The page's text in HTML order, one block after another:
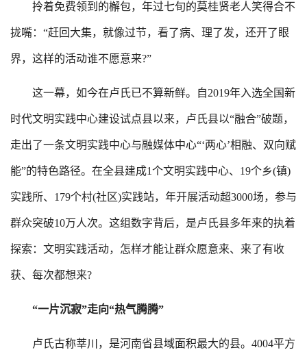
拎着免费领到的檞包，年过七旬的莫桂贤老人笑得合不
拢嘴：“赶回大集，就像过节，看了病、理了发，还开了眼
界，这样的活动谁不愿意来?”
这一幕，如今在卢氏已不算新鲜。自2019年入选全国新
时代文明实践中心建设试点县以来，卢氏县以“融合”破题，
走出了一条文明实践中心与融媒体中心“‘两心’相融、双向赋
能”的特色路径。在全县建成1个文明实践中心、19个乡(镇)
实践所、179个村(社区)实践站，年开展活动超3000场，参与
群众突破10万人次。这组数字背后，是卢氏县多年来的执着
探索：文明实践活动，怎样才能让群众愿意来、来了有收
获、每次都想来?
“一片沉寂”走向“热气腾腾”
卢氏古称莘川，是河南省县域面积最大的县。4004平方